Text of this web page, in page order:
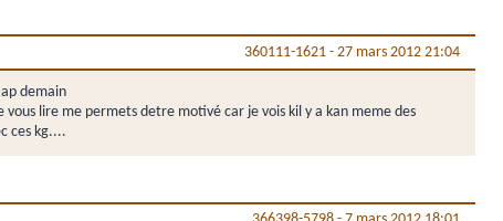
360111-1621 - 27 mars 2012 21:04
demain
lire me permets detre motivé car je vois kil y a kan meme des
ces kg....